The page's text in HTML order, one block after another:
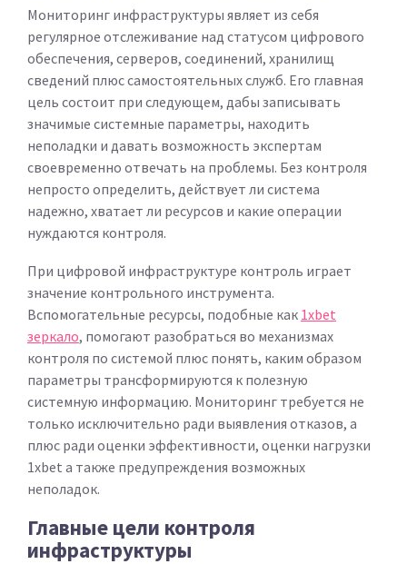
Мониторинг инфраструктуры являет из себя
регулярное отслеживание над статусом цифрового
обеспечения, серверов, соединений, хранилищ
сведений плюс самостоятельных служб. Его главная
цель состоит при следующем, дабы записывать
значимые системные параметры, находить
неполадки и давать возможность экспертам
своевременно отвечать на проблемы. Без контроля
непросто определить, действует ли система
надежно, хватает ли ресурсов и какие операции
нуждаются контроля.
При цифровой инфраструктуре контроль играет
значение контрольного инструмента.
Вспомогательные ресурсы, подобные как 1xbet
зеркало, помогают разобраться во механизмах
контроля по системой плюс понять, каким образом
параметры трансформируются к полезную
системную информацию. Мониторинг требуется не
только исключительно ради выявления отказов, а
плюс ради оценки эффективности, оценки нагрузки
1xbet а также предупреждения возможных
неполадок.
Главные цели контроля
инфраструктуры